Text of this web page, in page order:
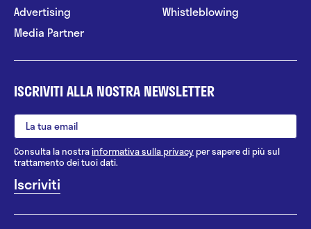
Advertising
Media Partner
Whistleblowing
ISCRIVITI ALLA NOSTRA NEWSLETTER
Consulta la nostrainformativa sulla privacy per sapere di più sul
trattamento dei tuoi dati.